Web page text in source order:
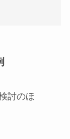
討のほ